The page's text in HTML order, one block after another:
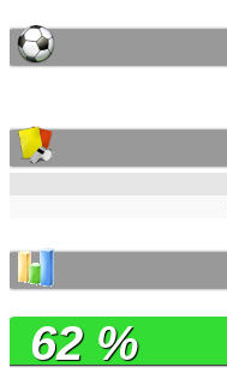
62 %